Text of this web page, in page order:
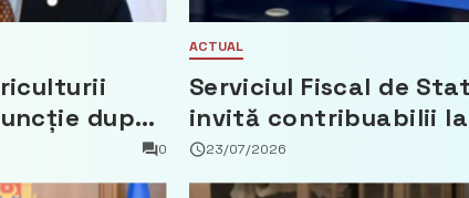
după
a făcut
0
ACTUAL
Serviciul Fiscal de
invită contribuabilii la
un webinar gratuit
privind calculul
23/07/2026